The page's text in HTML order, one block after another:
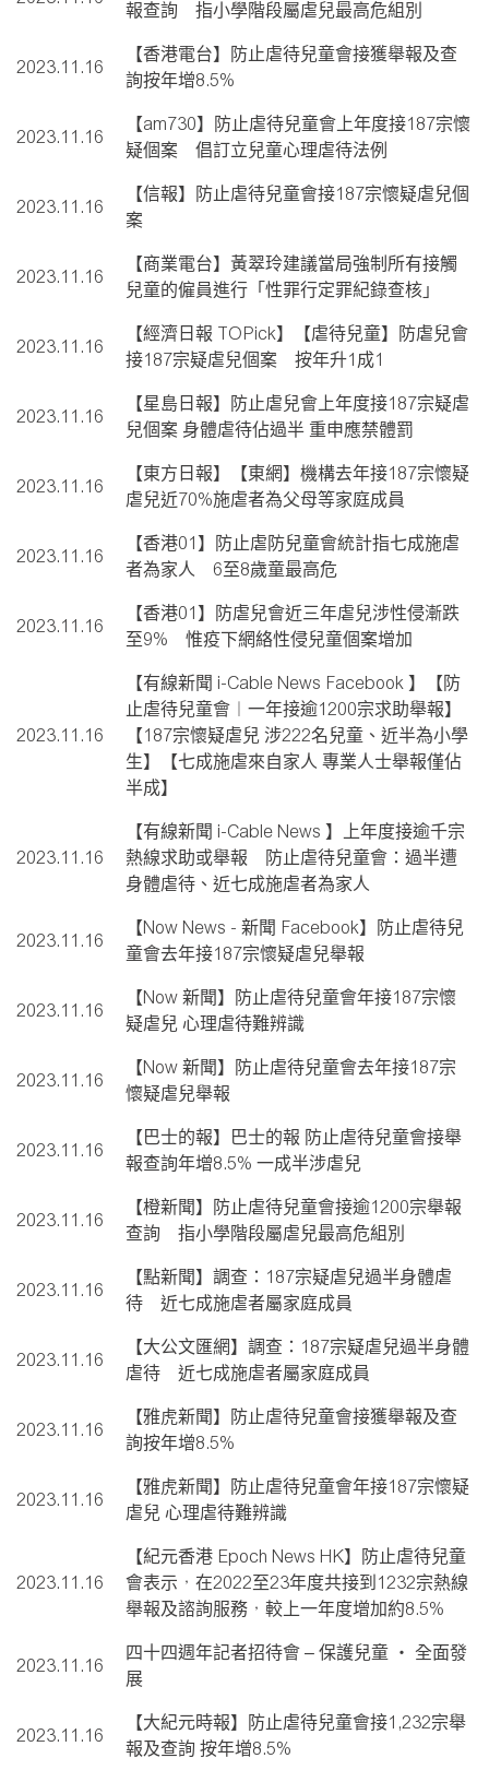
報查詢 指小學階段屬虐兒最高危組別
2023.11.16
【香港電台】防止虐待兒童會接獲舉報及查
詢按年增8.5%
2023.11.16
【am730】防止虐待兒童會上年度接187宗懷
疑個案 倡訂立兒童心理虐待法例
2023.11.16
【信報】防止虐待兒童會接187宗懷疑虐兒個
案
2023.11.16
【商業電台】黃翠玲建議當局強制所有接觸
兒童的僱員進行「性罪行定罪紀錄查核」
2023.11.16
【經濟日報 TOPick】【虐待兒童】防虐兒會
接187宗疑虐兒個案 按年升1成1
2023.11.16
【星島日報】防止虐兒會上年度接187宗疑虐
兒個案 身體虐待佔過半 重申應禁體罰
2023.11.16
【東方日報】【東網】機構去年接187宗懷疑
虐兒近70%施虐者為父母等家庭成員
2023.11.16
【香港01】防止虐防兒童會統計指七成施虐
者為家人 6至8歲童最高危
2023.11.16
【香港01】防虐兒會近三年虐兒涉性侵漸跌
至9% 惟疫下網絡性侵兒童個案增加
2023.11.16
【有線新聞 i-Cable News Facebook 】【防
止虐待兒童會︱一年接逾1200宗求助舉報】
【187宗懷疑虐兒 涉222名兒童、近半為小學
生】【七成施虐來自家人 專業人士舉報僅佔
半成】
2023.11.16
【有線新聞 i-Cable News 】上年度接逾千宗
熱線求助或舉報 防止虐待兒童會：過半遭
身體虐待、近七成施虐者為家人
2023.11.16
【Now News - 新聞 Facebook】防止虐待兒
童會去年接187宗懷疑虐兒舉報
2023.11.16
【Now 新聞】防止虐待兒童會年接187宗懷
疑虐兒 心理虐待難辨識
2023.11.16
【Now 新聞】防止虐待兒童會去年接187宗
懷疑虐兒舉報
2023.11.16
【巴士的報】巴士的報 防止虐待兒童會接舉
報查詢年增8.5% 一成半涉虐兒
2023.11.16
【橙新聞】防止虐待兒童會接逾1200宗舉報
查詢 指小學階段屬虐兒最高危組別
2023.11.16
【點新聞】調查：187宗疑虐兒過半身體虐
待 近七成施虐者屬家庭成員
2023.11.16
【大公文匯網】調查：187宗疑虐兒過半身體
虐待 近七成施虐者屬家庭成員
2023.11.16
【雅虎新聞】防止虐待兒童會接獲舉報及查
詢按年增8.5%
2023.11.16
【雅虎新聞】防止虐待兒童會年接187宗懷疑
虐兒 心理虐待難辨識
2023.11.16
【紀元香港 Epoch News HK】防止虐待兒童
會表示，在2022至23年度共接到1232宗熱線
舉報及諮詢服務，較上一年度增加約8.5%
2023.11.16
四十四週年記者招待會 – 保護兒童 ‧ 全面發
展
2023.11.16
【大紀元時報】防止虐待兒童會接1,232宗舉
報及查詢 按年增8.5%